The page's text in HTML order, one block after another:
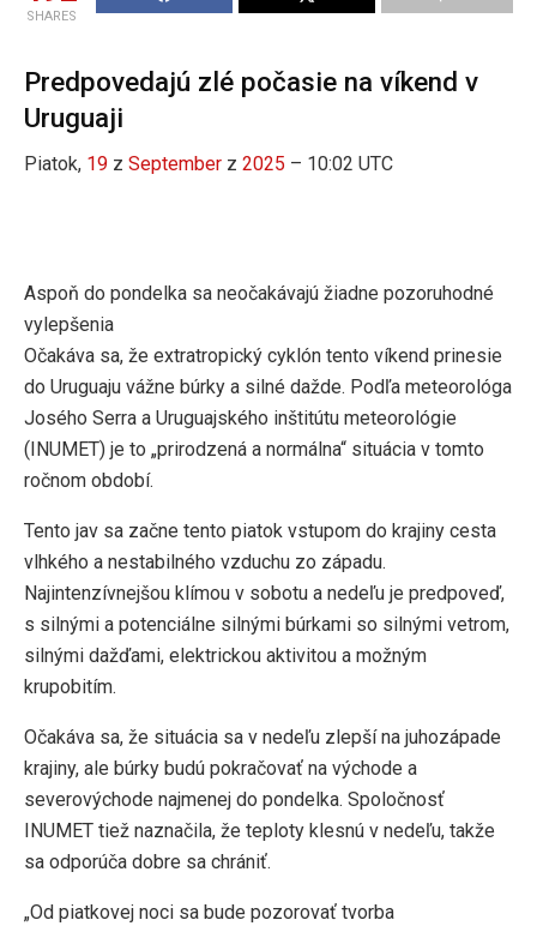
SHARES
Predpovedajú zlé počasie na víkend v
Uruguaji
Piatok, 19 z September z 2025 – 10:02 UTC
Aspoň do pondelka sa neočakávajú žiadne pozoruhodné
vylepšenia
Očakáva sa, že extratropický cyklón tento víkend prinesie
do Uruguaju vážne búrky a silné dažde. Podľa meteorológa
Josého Serra a Uruguajského inštitútu meteorológie
(INUMET) je to „prirodzená a normálna“ situácia v tomto
ročnom období.
Tento jav sa začne tento piatok vstupom do krajiny cesta
vlhkého a nestabilného vzduchu zo západu.
Najintenzívnejšou klímou v sobotu a nedeľu je predpoveď,
s silnými a potenciálne silnými búrkami so silnými vetrom,
silnými dažďami, elektrickou aktivitou a možným
krupobitím.
Očakáva sa, že situácia sa v nedeľu zlepší na juhozápade
krajiny, ale búrky budú pokračovať na východe a
severovýchode najmenej do pondelka. Spoločnosť
INUMET tiež naznačila, že teploty klesnú v nedeľu, takže
sa odporúča dobre sa chrániť.
„Od piatkovej noci sa bude pozorovať tvorba